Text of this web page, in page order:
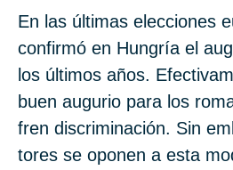
En las úl­ti­mas elec­cio­nes
confirmó en Hun­gría el
los úl­ti­mos años.
buen au­gu­rio para los
fren dis­cri­mi­na­ción. Sin
to­res se opo­nen a esta